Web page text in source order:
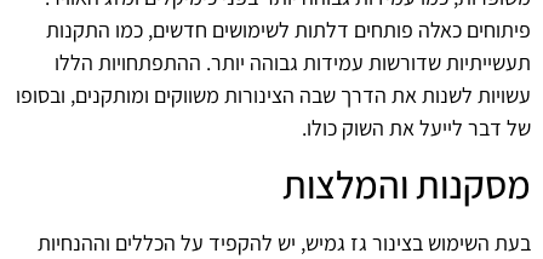
פיתוחים כאלה פותחים דלתות לשימושים חדשים, כמו התקנות
תעשייתיות שדורשות עמידות גבוהה יותר. ההתפתחויות הללו
עשויות לשנות את הדרך שבה הצינורות משווקים ומותקנים, ובסופו
של דבר לייעל את השוק כולו.
מסקנות והמלצות
בעת השימוש בצינור גז גמיש, יש להקפיד על הכללים וההנחיות